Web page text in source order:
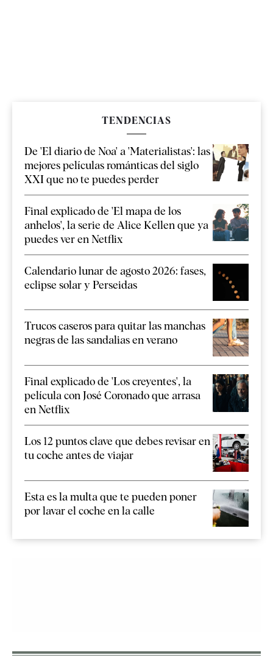
TENDENCIAS
De 'El diario de Noa' a 'Materialistas': las
mejores películas románticas del siglo
XXI que no te puedes perder
Final explicado de 'El mapa de los
anhelos', la serie de Alice Kellen que ya
puedes ver en Netflix
Calendario lunar de agosto 2026: fases,
eclipse solar y Perseidas
Trucos caseros para quitar las manchas
negras de las sandalias en verano
Final explicado de 'Los creyentes', la
película con José Coronado que arrasa
en Netflix
Los 12 puntos clave que debes revisar en
tu coche antes de viajar
Esta es la multa que te pueden poner
por lavar el coche en la calle